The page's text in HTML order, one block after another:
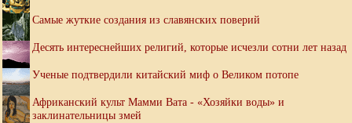
Самые жуткие создания из славянских поверий
Десять интереснейших религий, которые исчезли сотни лет назад
Ученые подтвердили китайский миф о Великом потопе
Африканский культ Мамми Вата - «Хозяйки воды» и
заклинательницы змей